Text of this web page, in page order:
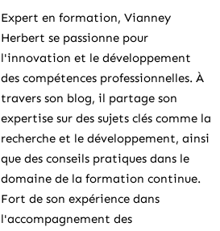
Expert en formation, Vianney
Herbert se passionne pour
l'innovation et le développement
des compétences professionnelles. À
travers son blog, il partage son
expertise sur des sujets clés comme la
recherche et le développement, ainsi
que des conseils pratiques dans le
domaine de la formation continue.
Fort de son expérience dans
l'accompagnement des